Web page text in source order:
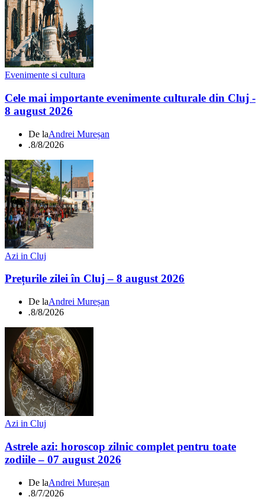
Evenimente si cultura
Cele mai importante evenimente culturale din Cluj -
8 august 2026
De laAndrei Mureșan
.8/8/2026
Azi in Cluj
Prețurile zilei în Cluj – 8 august 2026
De laAndrei Mureșan
.8/8/2026
Azi in Cluj
Astrele azi: horoscop zilnic complet pentru toate
zodiile – 07 august 2026
De laAndrei Mureșan
.8/7/2026